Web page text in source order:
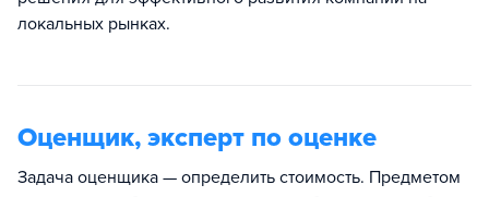
локальных рынках.
Оценщик, эксперт по оценке
Задача оценщика — определить стоимость. Предметом